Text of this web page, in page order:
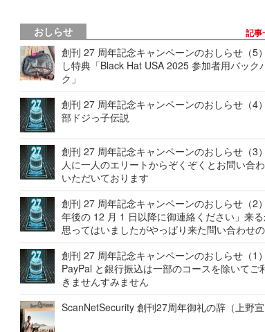
おしらせ 記事
創刊 27 周年記念キャンペーンのおしらせ（5
し特典「Black Hat USA 2025 参加者用バック
ク」
創刊 27 周年記念キャンペーンのおしらせ（4
部ドジっ子伝説
創刊 27 周年記念キャンペーンのおしらせ（3
人に一人のエリートからぞくぞくとお問い合
いただいております
創刊 27 周年記念キャンペーンのおしらせ（2
年後の 12 月 1 日以降に御連絡ください」来る
思ってはいましたがやっぱり来た問い合わせ
創刊 27 周年記念キャンペーンのおしらせ（1）
PayPal と銀行振込は一部のコースを除いてご
きませんすみません
ScanNetSecurity 創刊27周年御礼の辞（上野宣